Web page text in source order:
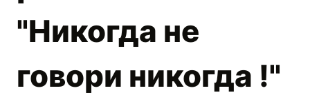
"Никогда не
говори никогда !"